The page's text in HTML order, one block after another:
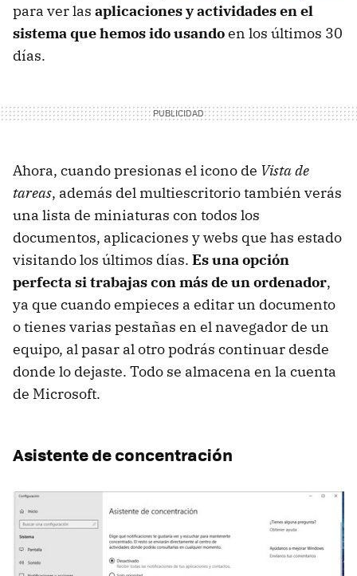
para ver las aplicaciones y actividades en el
sistema que hemos ido usandoen los últimos 30
días.
Ahora, cuando presionas el icono de Vista de
tareas, además del multiescritorio también verás
una lista de miniaturas con todos los
documentos, aplicaciones y webs que has estado
visitando los últimos días. Es una opción
perfecta si trabajas con más de un ordenador,
ya que cuando empieces a editar un documento
o tienes varias pestañas en el navegador de un
equipo, al pasar al otro podrás continuar desde
donde lo dejaste. Todo se almacena en la cuenta
de Microsoft.
Asistente de concentración